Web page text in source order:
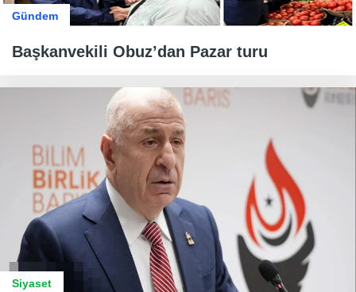
Gündem
Başkanvekili Obuz’dan Pazar turu
Siyaset